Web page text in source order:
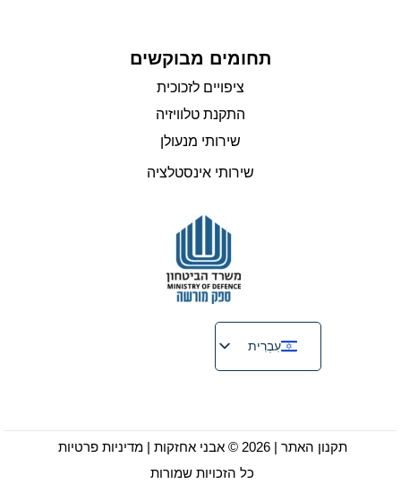
תחומים מבוקשים
ציפויים לזכוכית
התקנת טלוויזיה
שירותי מנעולן
שירותי אינסטלציה
עִבְרִית
English
Français
תקנון האתר | 2026 © אבני אחזקות |
מדיניות פרטיות
כל הזכויות שמורות